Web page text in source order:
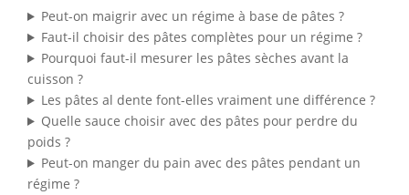
Peut-on maigrir avec un régime à base de pâtes ?
Faut-il choisir des pâtes complètes pour un régime ?
Pourquoi faut-il mesurer les pâtes sèches avant la
cuisson ?
Les pâtes al dente font-elles vraiment une différence ?
Quelle sauce choisir avec des pâtes pour perdre du
poids ?
Peut-on manger du pain avec des pâtes pendant un
régime ?